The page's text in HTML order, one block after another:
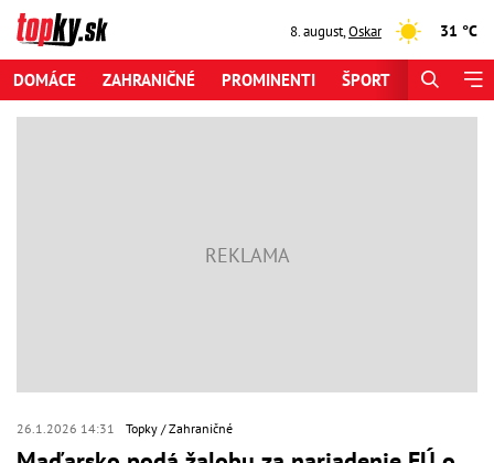
8. august,Oskar 31 °C
DOMÁCE ZAHRANIČNÉ PROMINENTI ŠPORT
26.1.2026 14:31 Topky Zahraničné